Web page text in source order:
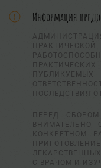
Информация
ПОСЛЕДСТВИЯ
ПЕРЕД
ВНИМАТЕЛЬНО
КОНКРЕТНОМ
С ВРАЧОМ И